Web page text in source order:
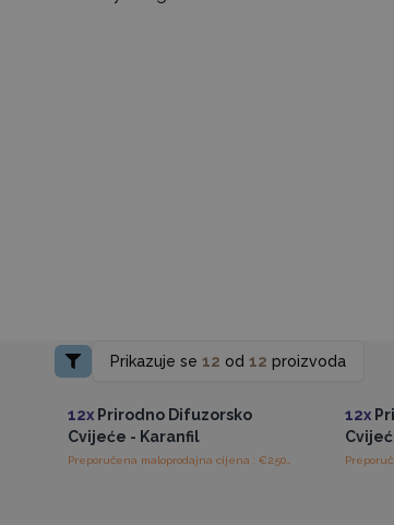
Prikazuje se 12 od 12 proizvoda
Pristup veleprodajnim
cijenama
12x Prirodno Difuzorsko
Cvijeće - Karanfil
12x